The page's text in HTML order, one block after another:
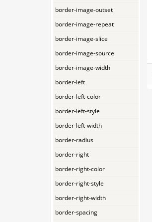
border-image-outset
border-image-repeat
border-image-slice
border-image-source
border-image-width
border-left
border-left-color
border-left-style
border-left-width
border-radius
border-right
border-right-color
border-right-style
border-right-width
border-spacing